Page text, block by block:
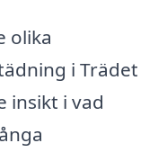
olika
i Trädet
insikt i vad